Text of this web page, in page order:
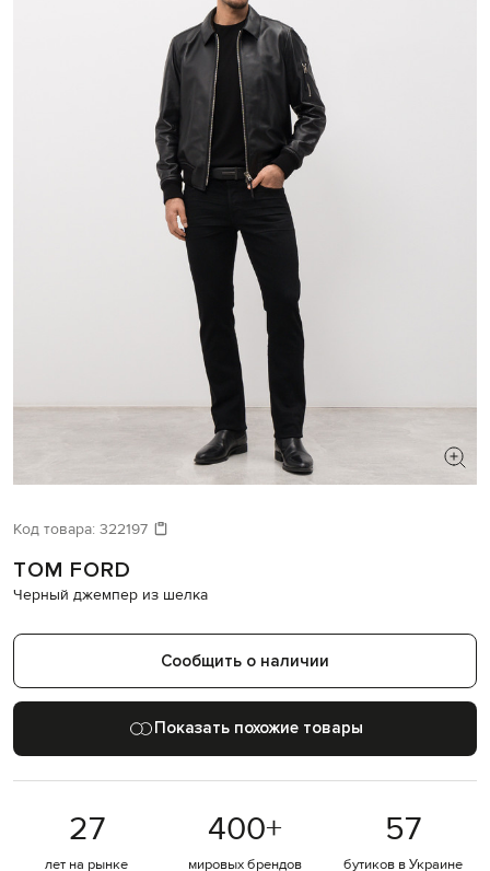
Давайте подберем что-то еще
Похожие товары
Код товара: 322197
TOM FORD
Черный джемпер из шелка
Сообщить о наличии
Показать похожие товары
27
лет на рынке
400+
мировых брендов
57
бутиков в Украине